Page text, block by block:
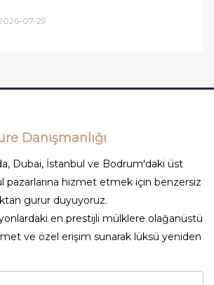
07-29
Danışmanlığı
Dubai, İstanbul ve Bodrum'daki üst
pazarlarına hizmet etmek için benzersiz
gurur duyuyoruz.
en prestijli mülklere olağanüstü
ve özel erişim sunarak lüksü yeniden